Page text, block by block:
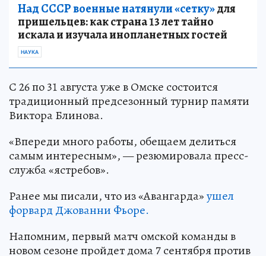
Над СССР военные натянули «сетку»для
пришельцев: как страна 13 лет тайно
искала и изучала инопланетных гостей
НАУКА
С 26 по 31 августа уже в Омске состоится
традиционный предсезонный турнир памяти
Виктора Блинова.
«Впереди много работы, обещаем делиться
самым интересным», — резюмировала пресс-
служба «ястребов».
Ранее мы писали, что из «Авангарда»ушел
форвард Джованни Фьоре.
Напомним, первый матч омской команды в
новом сезоне пройдет дома 7 сентября против